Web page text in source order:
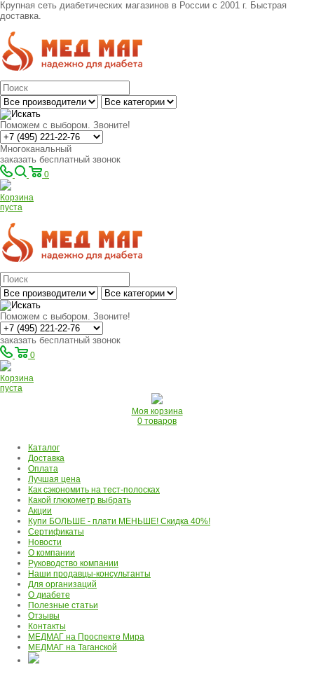
Крупная сеть диабетических магазинов в России с 2001 г. Быстрая
доставка.
Поможем с выбором. Звоните!
Многоканальный
заказать бесплатный звонок
0
Корзина
пуста
Поможем с выбором. Звоните!
заказать бесплатный звонок
0
Корзина
пуста
Моя корзина
0 товаров
Каталог
Доставка
Оплата
Лучшая цена
Как сэкономить на тест-полосках
Какой глюкометр выбрать
Акции
Купи БОЛЬШЕ - плати МЕНЬШЕ! Скидка 40%!
Сертификаты
Новости
О компании
Руководство компании
Наши продавцы-консультанты
Для организаций
О диабете
Полезные статьи
Отзывы
Контакты
МЕДМАГ на Проспекте Мира
МЕДМАГ на Таганской